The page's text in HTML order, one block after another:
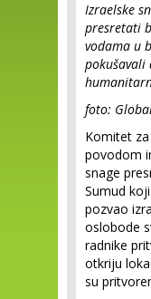
Izraelske
presretati
vodama u
pokušavali
foto:
Komitet za
povodom
snage
Sumud
pozvao
oslobode
radnike
otkriju
su